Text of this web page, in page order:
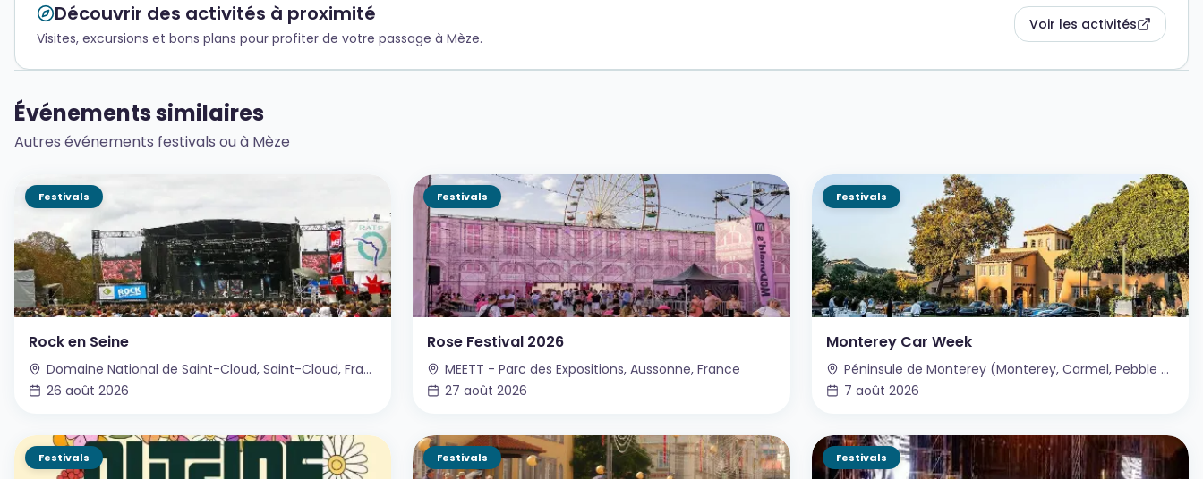
Découvrir des activités à proximité
Visites, excursions et bons plans pour profiter de votre passage à Mèze.
Voir les activités
Événements similaires
Autres événements festivals ou à Mèze
Festivals
Rock en Seine
Domaine National de Saint-Cloud, Saint-Cloud, France
26 août 2026
Festivals
Rose Festival 2026
MEETT - Parc des Expositions, Aussonne, France
27 août 2026
Festivals
Monterey Car Week
Péninsule de Monterey (Monterey, Carmel, Pebble Beach), Californie, USA
7 août 2026
Festivals Festivals Festivals